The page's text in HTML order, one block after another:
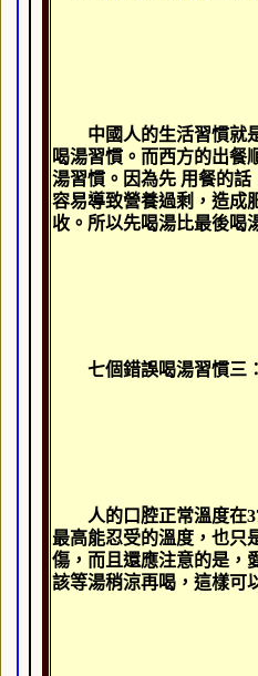
中國人的生活習慣就是
喝湯習慣。而西方的出餐
湯習慣。因為先 用餐的
容易導致營養過剩，造成
收。所以先喝湯比最後喝
七個錯誤喝湯習慣三
人的口腔正常溫度在
最高能忍受的溫度，也只
傷，而且還應注意的是，
該等湯稍涼再喝，這樣可